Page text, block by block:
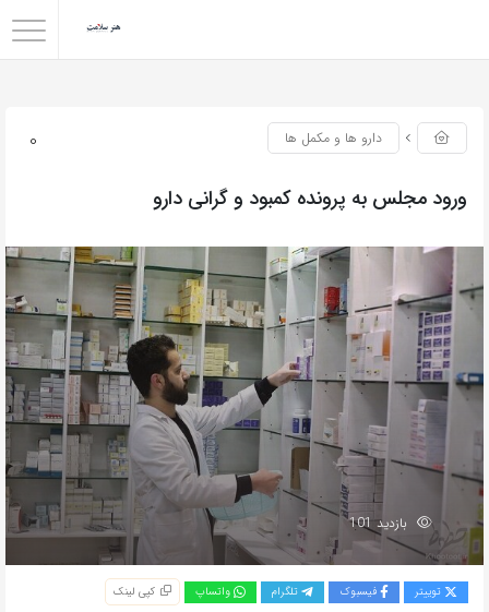
0 دارو ها و مکمل ها
ورود مجلس به پرونده کمبود و گرانی دارو
بازدید 101
توییتر فیسبوک تلگرام واتساپ کپی لینک